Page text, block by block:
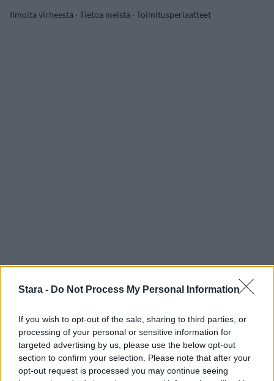
Stara - Do Not Process My Personal Information
If you wish to opt-out of the sale, sharing to third parties, or
processing of your personal or sensitive information for
targeted advertising by us, please use the below opt-out
section to confirm your selection. Please note that after your
opt-out request is processed you may continue seeing
Ilmoita virheestä · Tietoa meistä · Toimitusperiaatteet